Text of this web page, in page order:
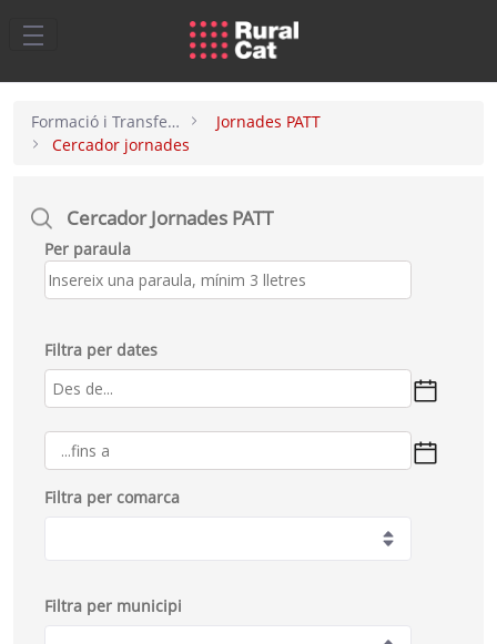
Salta al contingut principal
Formació i Transferència
Jornades PATT
Cercador jornades
Cercador Jornades PATT
Per paraula
Filtra per dates
Filtra per comarca
Filtra per municipi